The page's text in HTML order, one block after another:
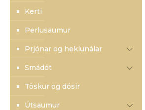
Kerti
Perlusaumur
Prjónar og heklunálar
Smádót
Töskur og dósir
Útsaumur